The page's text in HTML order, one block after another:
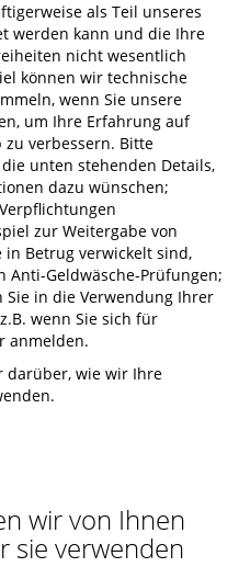
als Teil unseres
werden kann und die Ihre
nicht wesentlich
können wir technische
wenn Sie unsere
um Ihre Erfahrung auf
zu verbessern. Bitte
unten stehenden Details,
dazu wünschen;
zur Weitergabe von
in Betrug verwickelt sind,
Geldwäsche-Prüfungen;
Sie in die Verwendung Ihrer
wenn Sie sich für
anmelden.
darüber, wie wir Ihre
wir von Ihnen
sie verwenden